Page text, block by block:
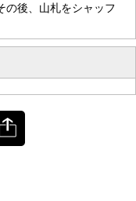
の後、山札をシャッフ